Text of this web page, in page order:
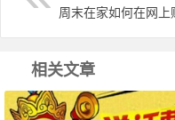
相关文章